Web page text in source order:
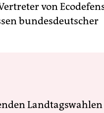
von
bundesdeutscher
Landtagswahlen